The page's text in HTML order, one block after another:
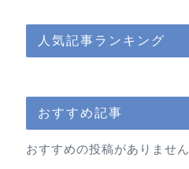
人気記事ランキング
おすすめ記事
おすすめの投稿がありません